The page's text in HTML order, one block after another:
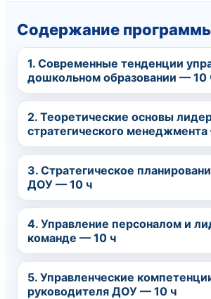
Содержание
1. Современные тенденции
дошкольном образовании — 10
2. Теоретические основы
стратегического
3. Стратегическое
ДОУ — 10 ч
4. Управление персоналом и
команде — 10 ч
5. Управленческие
руководителя ДОУ — 10 ч